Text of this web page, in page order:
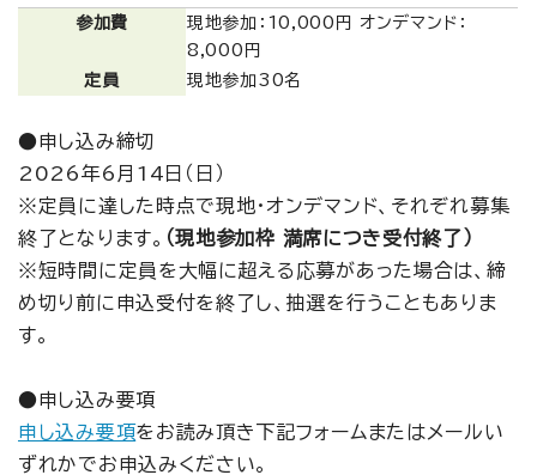
参加費
現地参加：10,000円 オンデマンド：
8,000円
定員
現地参加30名
●申し込み締切
2026年6月14日（日）
※定員に達した時点で現地・オンデマンド、それぞれ募集
終了となります。 （現地参加枠 満席につき受付終了）
※短時間に定員を大幅に超える応募があった場合は、締
め切り前に申込受付を終了し、抽選を行うこともありま
す。
●申し込み要項
申し込み要項をお読み頂き下記フォームまたはメールい
ずれかでお申込みください。